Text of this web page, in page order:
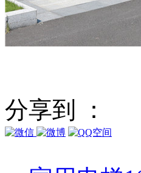
分享到 ：